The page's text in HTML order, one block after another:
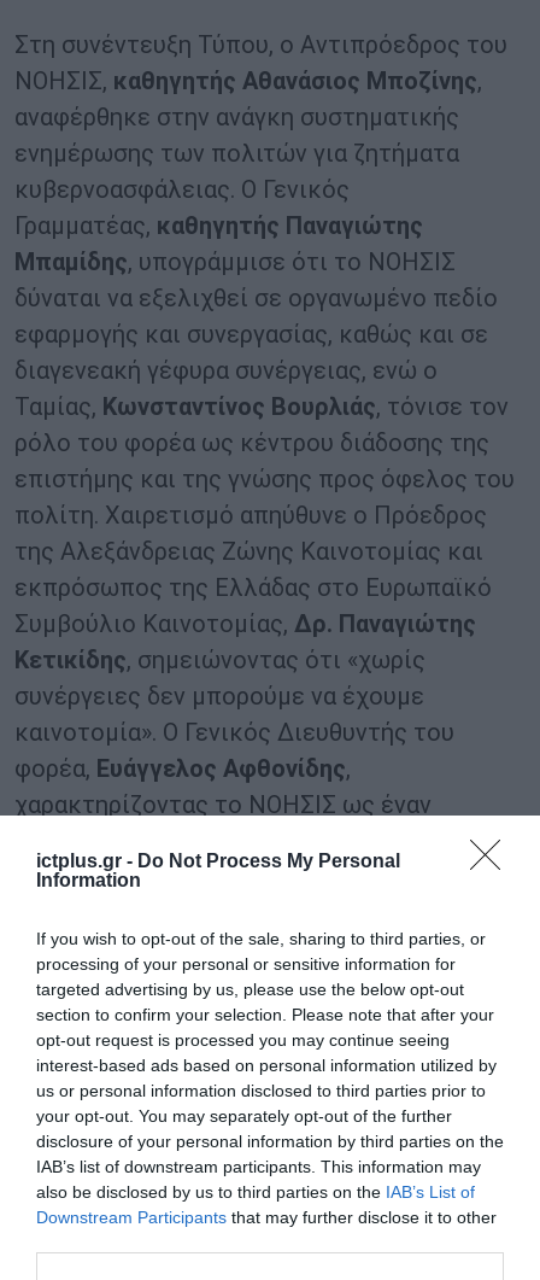
ictplus.gr - Do Not Process My Personal
Information
If you wish to opt-out of the sale, sharing to third parties, or
processing of your personal or sensitive information for
targeted advertising by us, please use the below opt-out
section to confirm your selection. Please note that after your
opt-out request is processed you may continue seeing
interest-based ads based on personal information utilized by
us or personal information disclosed to third parties prior to
your opt-out. You may separately opt-out of the further
disclosure of your personal information by third parties on the
IAB’s list of downstream participants. This information may
also be disclosed by us to third parties on the IAB’s List of
Downstream Participants that may further disclose it to other
Στη συνέντευξη Τύπου, ο Αντιπρόεδρος του
ΝΟΗΣΙΣ, καθηγητής Αθανάσιος Μποζίνης,
αναφέρθηκε στην ανάγκη συστηματικής
ενημέρωσης των πολιτών για ζητήματα
κυβερνοασφάλειας. Ο Γενικός
Γραμματέας, καθηγητής Παναγιώτης
Μπαμίδης, υπογράμμισε ότι το ΝΟΗΣΙΣ
δύναται να εξελιχθεί σε οργανωμένο πεδίο
εφαρμογής και συνεργασίας, καθώς και σε
διαγενεακή γέφυρα συνέργειας, ενώ ο
Ταμίας, Κωνσταντίνος Βουρλιάς, τόνισε τον
ρόλο του φορέα ως κέντρου διάδοσης της
επιστήμης και της γνώσης προς όφελος του
πολίτη. Χαιρετισμό απηύθυνε ο Πρόεδρος
της Αλεξάνδρειας Ζώνης Καινοτομίας και
εκπρόσωπος της Ελλάδας στο Ευρωπαϊκό
Συμβούλιο Καινοτομίας, Δρ. Παναγιώτης
Κετικίδης, σημειώνοντας ότι «χωρίς
συνέργειες δεν μπορούμε να έχουμε
καινοτομία». Ο Γενικός Διευθυντής του
φορέα, Ευάγγελος Αφθονίδης,
χαρακτηρίζοντας το ΝΟΗΣΙΣ ως έναν
«ζωντανό» οργανισμό δεσμεύτηκε ότι με όλη
την ομάδα και τους εργαζόμενους να
προτεραιότητες σε απτά αποτελέσματα για
τον επισκέπτη.
Σύνθεση Διοικητικού Συμβουλίου
Η σύνθεση του Διοικητικού Συμβουλίου έχει
ως εξής:
Πρόεδρος, Τόκα Αγοραστή, Δρ. Μηχανολόγος
– Μηχανικός, , Αριστοτελείου
Πανεπιστημίου Θεσσαλονίκης, Υπεύθυνη
Μονάδας Μεταφοράς Τεχνολογίας και